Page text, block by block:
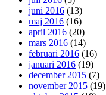
juni 2016 (13)
maj 2016 (16)
april 2016 (20)
mars 2016 (14)
februari 2016 (16)
januari 2016 (19)
december 2015 (7)
november 2015 (19)